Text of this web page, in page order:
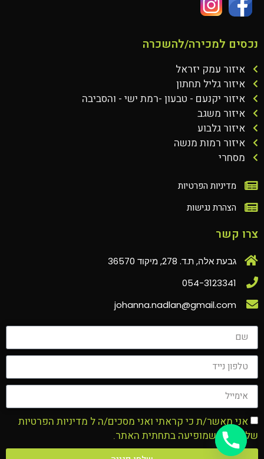
נכסים למכירה/להשכרה
איזור עמק יזראל
איזור גליל תחתון
איזור יקנעם - טבעון -רמת ישי - והסביבה
איזור משגב
איזור גלבוע
איזור רמות מנשה
מסחרי
מדיניות הפרטיות
הצהרת נגישות
צרו קשר
גבעת אלה, ת.ד. 278, מיקוד 36570
054-3123341
johanna.nadlan@gmail.com‏
אני מאשר/ת כי קראתי ואני מסכים/ה ל מדיניות הפרטיות
של האתר שמופיעה בתחתית האתר.